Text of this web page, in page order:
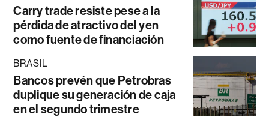
Carry trade resiste pese a la
pérdida de atractivo del yen
como fuente de financiación
BRASIL
Bancos prevén que Petrobras
duplique su generación de caja
en el segundo trimestre